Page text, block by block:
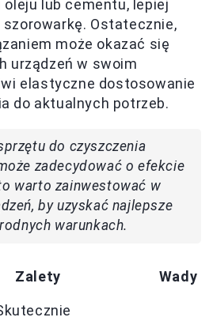
oleju lub cementu, lepiej
Ostatecznie,
może okazać się
urządzeń w swoim
elastyczne dostosowanie
do aktualnych potrzeb.
do czyszczenia
zadecydować o efekcie
warto zainwestować w
by uzyskać najlepsze
warunkach.
Zalety Wady